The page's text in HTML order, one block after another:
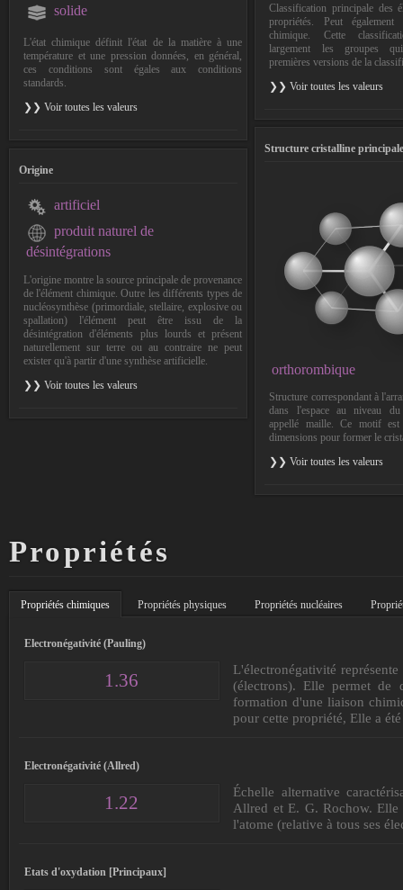
Classification principale des
propriétés. Peut également
chimique. Cette
largement les groupes
premières versions de la
❯❯ Voir toutes les valeurs
solide
L'état chimique définit l'état de la matière à une
température et une pression données, en général,
ces conditions sont égales aux conditions
standards.
❯❯ Voir toutes les valeurs
Structure cristalline
orthorombique
Structure correspondant à
dans l'espace au niveau
appellé maille. Ce motif
dimensions pour former le
❯❯ Voir toutes les valeurs
Origine
artificiel
produit naturel de
désintégrations
L'origine montre la source principale de provenance
de l'élément chimique. Outre les différents types de
nucléosynthèse (primordiale, stellaire, explosive ou
spallation) l'élément peut être issu de la
désintégration d'éléments plus lourds et présent
naturellement sur terre ou au contraire ne peut
exister qu'à partir d'une synthèse artificielle.
❯❯ Voir toutes les valeurs
Propriétés
Propriétés chimiques Propriétés physiques Propriétés nucléaires
Electronégativité (Pauling)
1.36
L'électronégativité
(électrons). Elle permet de
formation d'une liaison
pour cette propriété, Elle a
Electronégativité (Allred)
1.22
Échelle alternative
Allred et E. G. Rochow. Elle
l'atome (relative à tous ses
Etats d'oxydation [Principaux]